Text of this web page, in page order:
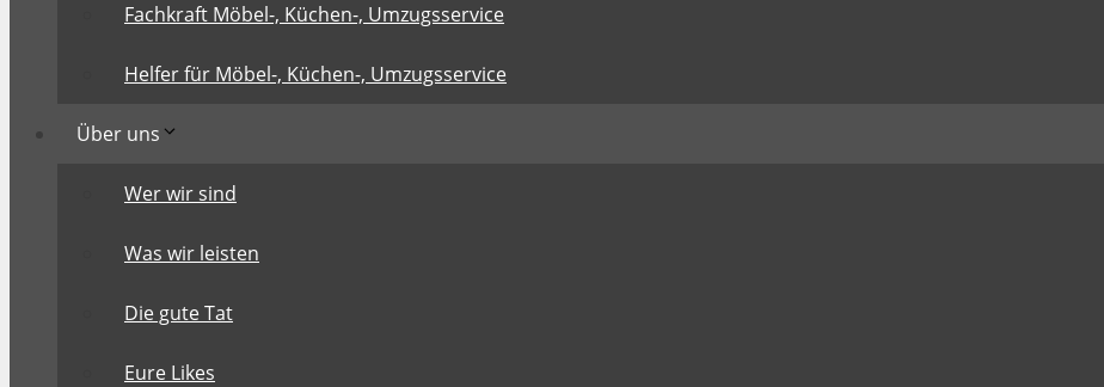
Fachkraft Möbel-, Küchen-, Umzugsservice
Helfer für Möbel-, Küchen-, Umzugsservice
Über uns
Wer wir sind
Was wir leisten
Die gute Tat
Eure Likes